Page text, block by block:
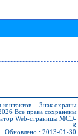
- Знак охраны
Все права сохранены
Web-страницы МСЭ-
R
Обновлено : 2013-01-30